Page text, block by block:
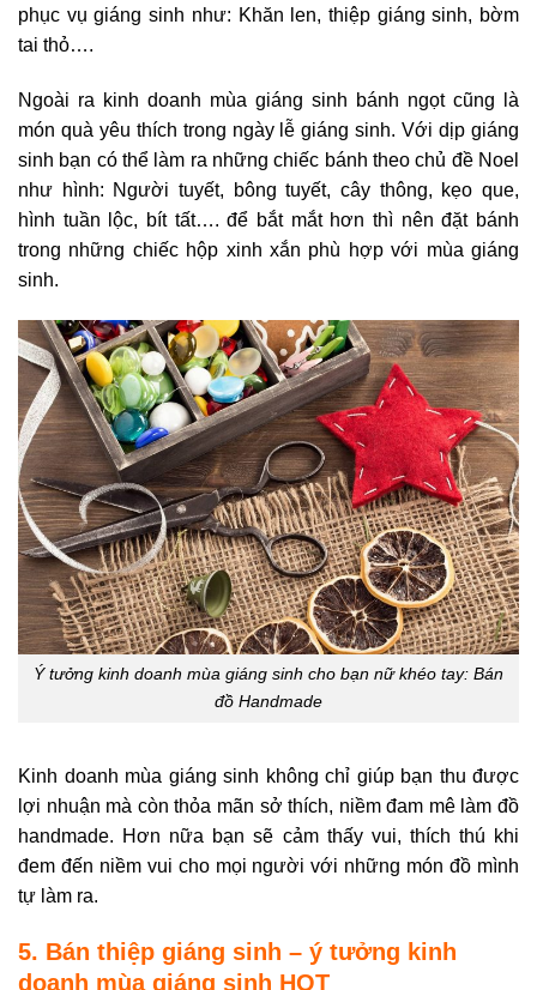
phục vụ giáng sinh như: Khăn len, thiệp giáng sinh, bờm
tai thỏ….
Ngoài ra kinh doanh mùa giáng sinh bánh ngọt cũng là
món quà yêu thích trong ngày lễ giáng sinh. Với dịp giáng
sinh bạn có thể làm ra những chiếc bánh theo chủ đề Noel
như hình: Người tuyết, bông tuyết, cây thông, kẹo que,
hình tuần lộc, bít tất…. để bắt mắt hơn thì nên đặt bánh
trong những chiếc hộp xinh xắn phù hợp với mùa giáng
sinh.
Ý tưởng kinh doanh mùa giáng sinh cho bạn nữ khéo tay: Bán
đồ Handmade
Kinh doanh mùa giáng sinh không chỉ giúp bạn thu được
lợi nhuận mà còn thỏa mãn sở thích, niềm đam mê làm đồ
handmade. Hơn nữa bạn sẽ cảm thấy vui, thích thú khi
đem đến niềm vui cho mọi người với những món đồ mình
tự làm ra.
5. Bán thiệp giáng sinh – ý tưởng kinh
doanh mùa giáng sinh HOT